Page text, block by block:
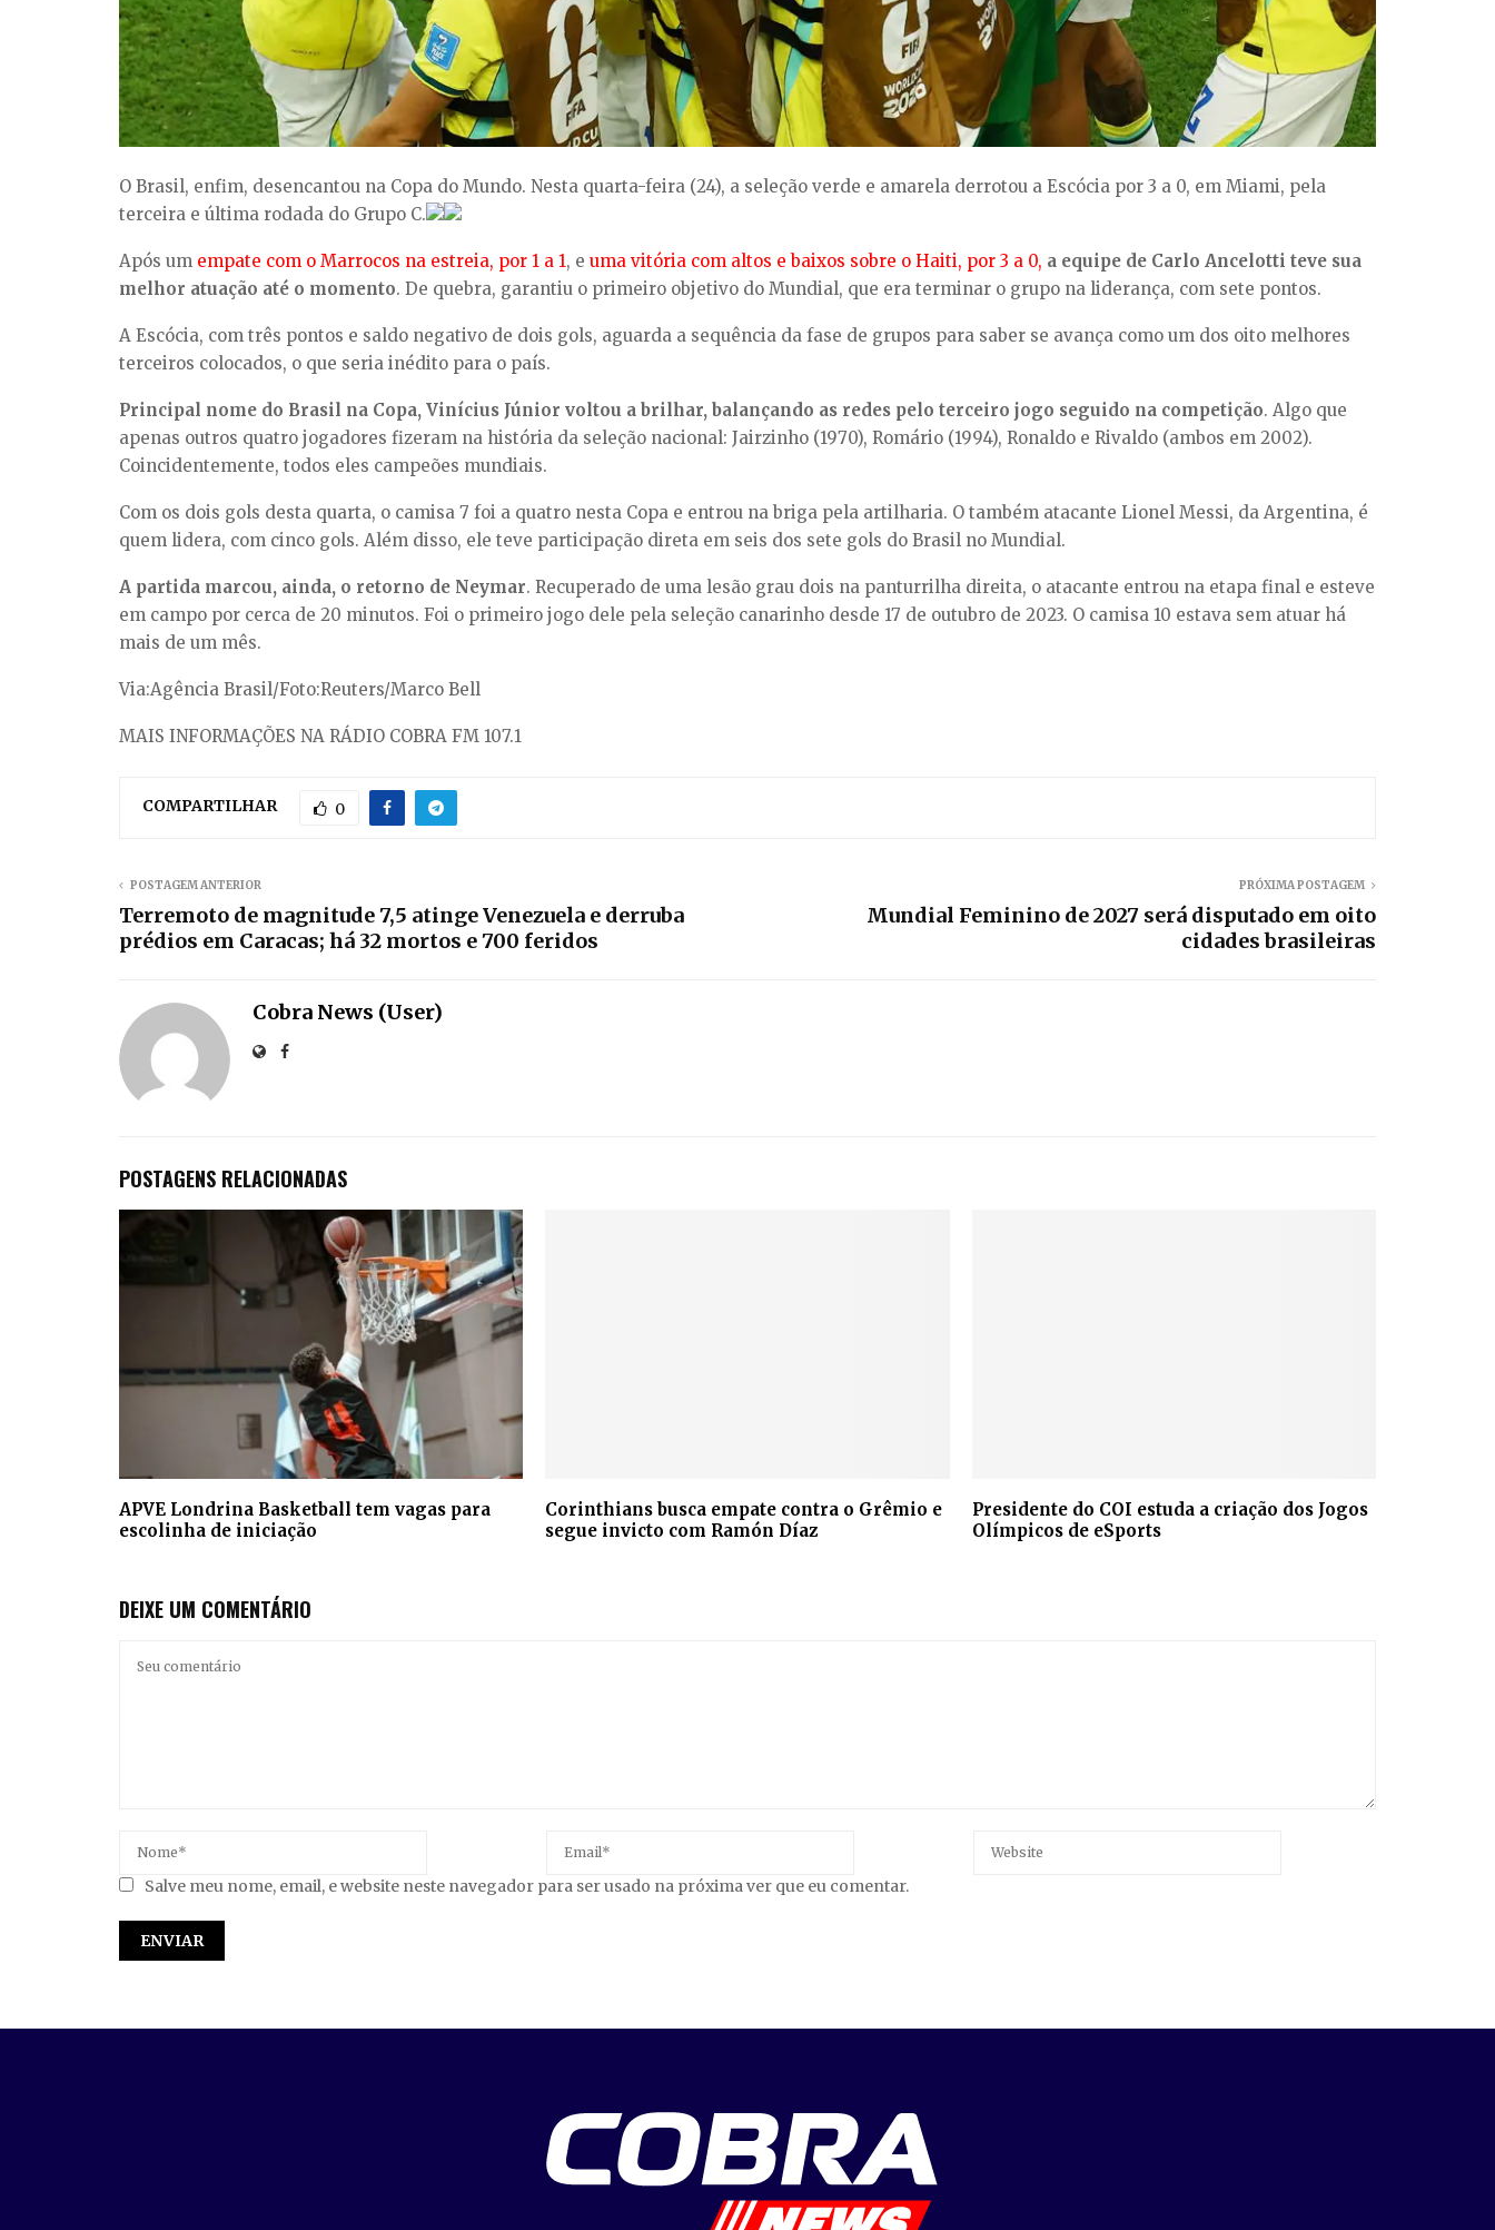
O Brasil, enfim, desencantou na Copa do Mundo. Nesta quarta-feira (24), a seleção verde e amarela derrotou a Escócia por 3 a 0, em Miami, pela
terceira e última rodada do Grupo C.
Após um empate com o Marrocos na estreia, por 1 a 1, e uma vitória com altos e baixos sobre o Haiti, por 3 a 0, a equipe de Carlo Ancelotti teve sua
melhor atuação até o momento. De quebra, garantiu o primeiro objetivo do Mundial, que era terminar o grupo na liderança, com sete pontos.
A Escócia, com três pontos e saldo negativo de dois gols, aguarda a sequência da fase de grupos para saber se avança como um dos oito melhores
terceiros colocados, o que seria inédito para o país.
Principal nome do Brasil na Copa, Vinícius Júnior voltou a brilhar, balançando as redes pelo terceiro jogo seguido na competição. Algo que
apenas outros quatro jogadores fizeram na história da seleção nacional: Jairzinho (1970), Romário (1994), Ronaldo e Rivaldo (ambos em 2002).
Coincidentemente, todos eles campeões mundiais.
Com os dois gols desta quarta, o camisa 7 foi a quatro nesta Copa e entrou na briga pela artilharia. O também atacante Lionel Messi, da Argentina, é
quem lidera, com cinco gols. Além disso, ele teve participação direta em seis dos sete gols do Brasil no Mundial.
A partida marcou, ainda, o retorno de Neymar. Recuperado de uma lesão grau dois na panturrilha direita, o atacante entrou na etapa final e esteve
em campo por cerca de 20 minutos. Foi o primeiro jogo dele pela seleção canarinho desde 17 de outubro de 2023. O camisa 10 estava sem atuar há
mais de um mês.
Via:Agência Brasil/Foto:Reuters/Marco Bell
MAIS INFORMAÇÕES NA RÁDIO COBRA FM 107.1
COMPARTILHAR 0
POSTAGEM ANTERIOR
Terremoto de magnitude 7,5 atinge Venezuela e derruba
prédios em Caracas; há 32 mortos e 700 feridos
PRÓXIMA POSTAGEM
Mundial Feminino de 2027 será disputado em oito
cidades brasileiras
Cobra News (User)
POSTAGENS RELACIONADAS
APVE Londrina Basketball tem vagas para
escolinha de iniciação
Corinthians busca empate contra o Grêmio e
segue invicto com Ramón Díaz
Presidente do COI estuda a criação dos Jogos
Olímpicos de eSports
DEIXE UM COMENTÁRIO
Salve meu nome, email, e website neste navegador para ser usado na próxima ver que eu comentar.